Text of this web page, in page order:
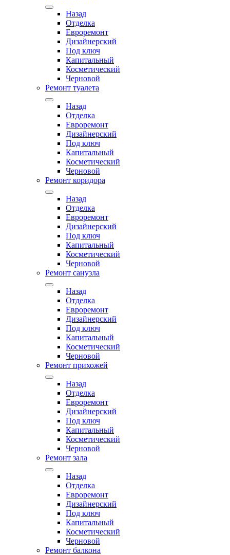
Назад
Отделка
Евроремонт
Дизайнерский
Под ключ
Капитальный
Косметический
Черновой
Ремонт туалета
Назад
Отделка
Евроремонт
Дизайнерский
Под ключ
Капитальный
Косметический
Черновой
Ремонт коридора
Назад
Отделка
Евроремонт
Дизайнерский
Под ключ
Капитальный
Косметический
Черновой
Ремонт санузла
Назад
Отделка
Евроремонт
Дизайнерский
Под ключ
Капитальный
Косметический
Черновой
Ремонт прихожей
Назад
Отделка
Евроремонт
Дизайнерский
Под ключ
Капитальный
Косметический
Черновой
Ремонт зала
Назад
Отделка
Евроремонт
Дизайнерский
Под ключ
Капитальный
Косметический
Черновой
Ремонт балкона